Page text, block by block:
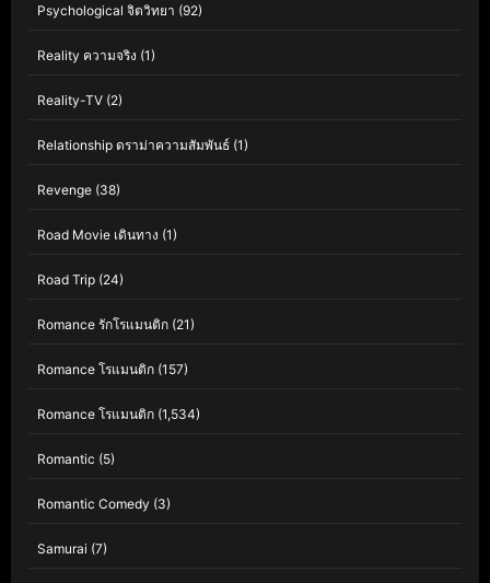
Psychological จิตวิทยา (92)
Reality ความจริง (1)
Reality-TV (2)
Relationship ดราม่าความสัมพันธ์ (1)
Revenge (38)
Road Movie เดินทาง (1)
Road Trip (24)
Romance รักโรแมนติก (21)
Romance โรแมนติก (157)
Romance โรแมนติก (1,534)
Romantic (5)
Romantic Comedy (3)
Samurai (7)